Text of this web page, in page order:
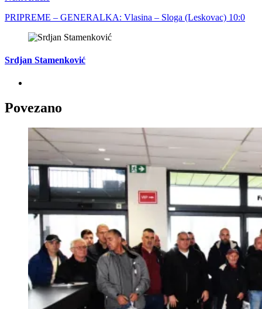
PRIPREME – GENERALKA: Vlasina – Sloga (Leskovac) 10:0
Srdjan Stamenković
Povezano